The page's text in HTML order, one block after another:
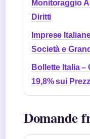
Monitoraggio
Diritti
Imprese
Società e
Bollette Italia –
19,8% sui
Domande